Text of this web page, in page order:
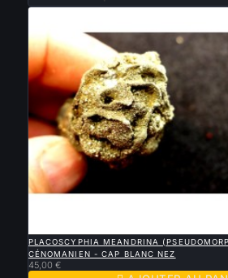
PLACOSCYPHIA MEANDRINA
CÉNOMANIEN - CAP BLANC NEZ
45,00 €